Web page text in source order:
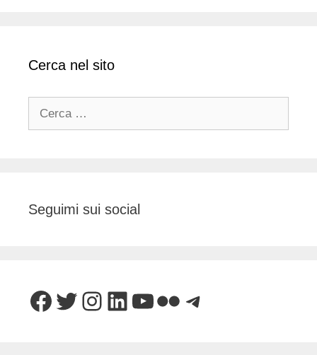
Cerca nel sito
Seguimi sui social
Facebook
Twitter
Instagram
LinkedIn
YouTube
FlickrTelegram